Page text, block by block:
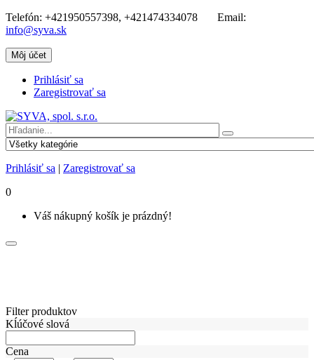
Telefón: +421950557398, +421474334078 Email:
info@syva.sk
Môj účet
Prihlásiť sa
Zaregistrovať sa
Prihlásiť sa | Zaregistrovať sa
0
Váš nákupný košík je prázdný!
Filter produktov
Kĺúčové slová
Cena